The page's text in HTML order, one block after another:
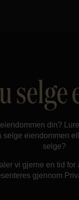
selge
din?
selge eiendommen
selge?
vi gjerne en tid
gjennom